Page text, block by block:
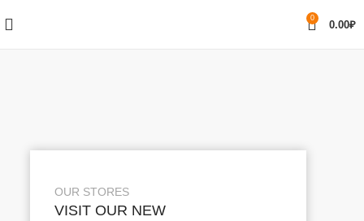
0
0.00₽
OUR STORES
VISIT OUR NEW